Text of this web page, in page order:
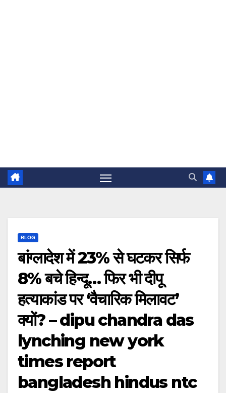
BLOG
बांग्लादेश में 23% से घटकर सिर्फ
8% बचे हिन्दू… फिर भी दीपू
हत्याकांड पर ‘वैचारिक मिलावट’
क्यों? – dipu chandra das
lynching new york
times report
bangladesh hindus ntc